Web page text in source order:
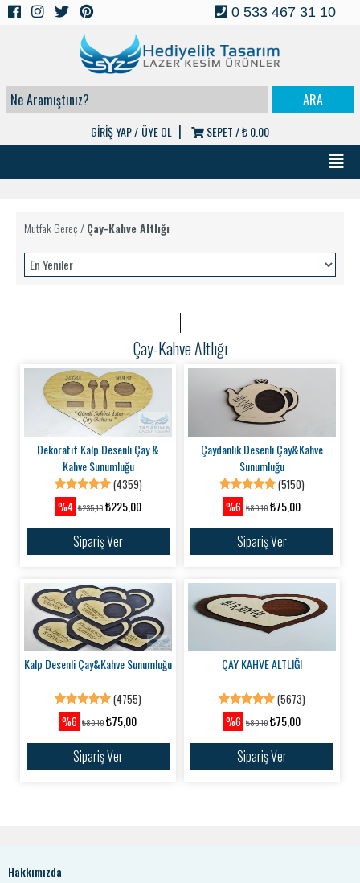
0 533 467 31 10
GİRİŞ YAP / ÜYE OL | SEPET /₺ 0.00
Mutfak Gereç/Çay-Kahve Altlığı
Çay-Kahve Altlığı
Dekoratif Kalp Desenli Çay &
Kahve Sunumluğu
(4359)
%4 ₺235,10₺225,00
Sipariş Ver
Çaydanlık Desenli Çay&Kahve
Sunumluğu
(5150)
%6 ₺80,10 ₺75,00
Sipariş Ver
Kalp Desenli Çay&Kahve Sunumluğu
(4755)
%6 ₺80,10 ₺75,00
Sipariş Ver
ÇAY KAHVE ALTLIĞI
(5673)
%6 ₺80,10 ₺75,00
Sipariş Ver
Hakkımızda